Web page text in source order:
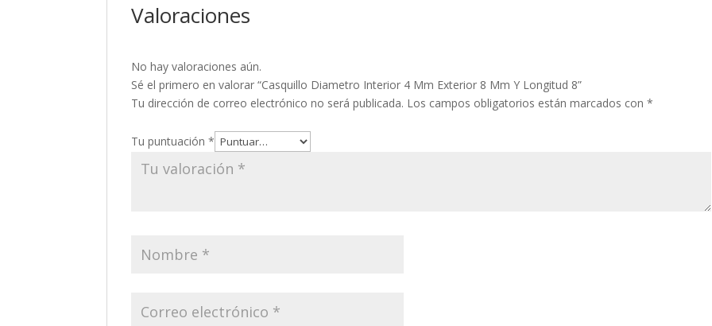
Valoraciones
No hay valoraciones aún.
Sé el primero en valorar “Casquillo Diametro Interior 4 Mm Exterior 8 Mm Y Longitud 8”
Tu dirección de correo electrónico no será publicada. Los campos obligatorios están marcados con*
Tu puntuación*